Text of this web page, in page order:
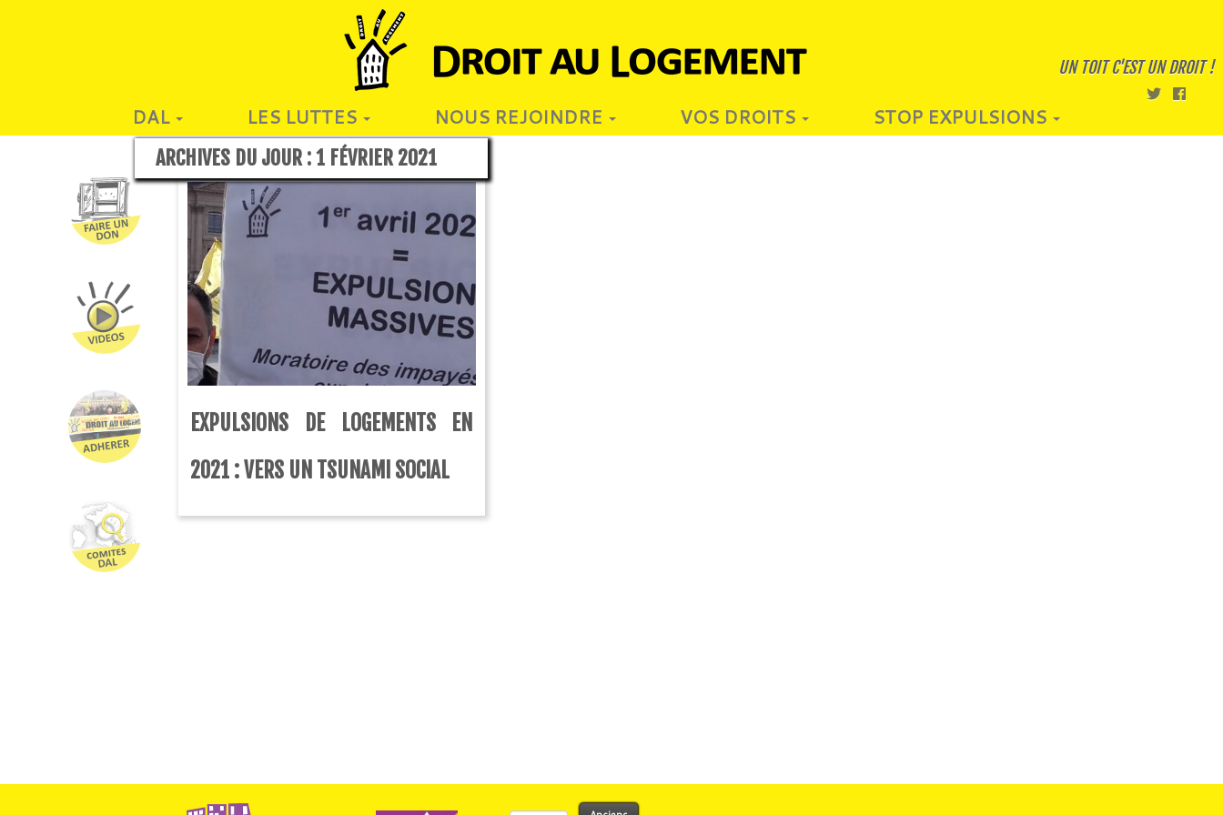
UN TOIT C'EST UN DROIT !
DAL LES LUTTES NOUS REJOINDRE VOS DROITS STOP EXPULSIONS
ARCHIVES DU JOUR :1 FÉVRIER 2021
EXPULSIONS DE LOGEMENTS EN
2021 : VERS UN TSUNAMI SOCIAL